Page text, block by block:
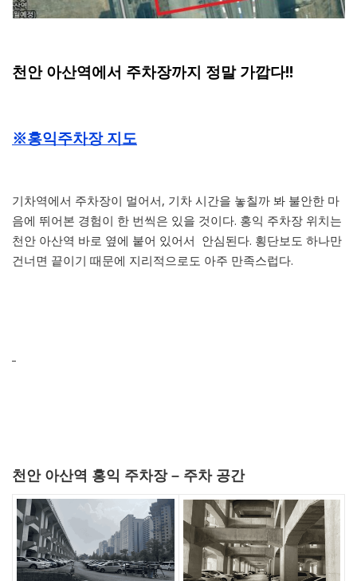
천안 아산역에서 주차장까지 정말 가깝다!!
※홍익주차장 지도
기차역에서 주차장이 멀어서, 기차 시간을 놓칠까 봐 불안한 마
음에 뛰어본 경험이 한 번씩은 있을 것이다. 홍익 주차장 위치는
천안 아산역 바로 옆에 붙어 있어서 안심된다. 횡단보도 하나만
건너면 끝이기 때문에 지리적으로도 아주 만족스럽다.
천안 아산역 홍익 주차장 – 주차 공간